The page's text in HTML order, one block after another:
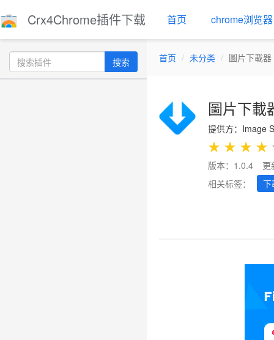
Crx4Chrome插件下载 首页 chrome浏览器
搜索 首页 未分类 圖片下載
圖片下載
提供方：Image
★ ★ ★ ★
版本：1.0.4
更
相关标签：
下